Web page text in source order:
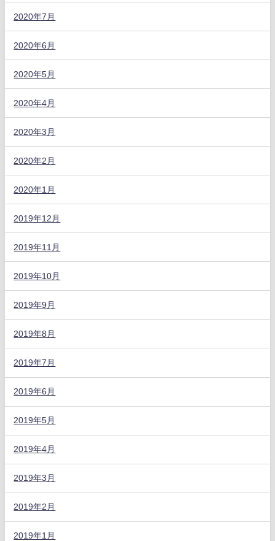
2020年7月
2020年6月
2020年5月
2020年4月
2020年3月
2020年2月
2020年1月
2019年12月
2019年11月
2019年10月
2019年9月
2019年8月
2019年7月
2019年6月
2019年5月
2019年4月
2019年3月
2019年2月
2019年1月